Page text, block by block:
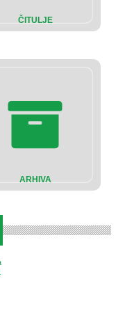
ČITULJE
ARHIVA